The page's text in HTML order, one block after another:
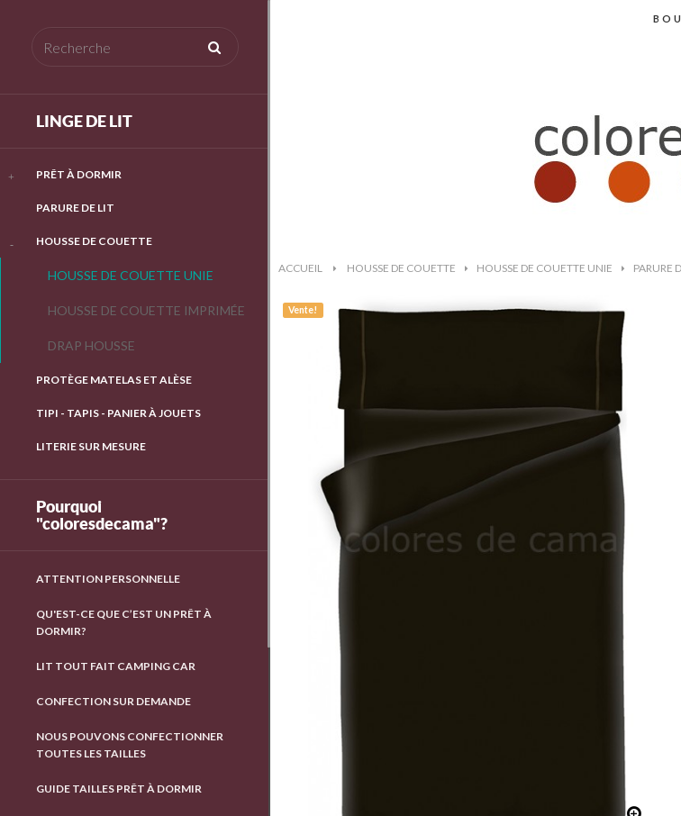
LINGE DE LIT
PRÊT À DORMIR
PARURE DE LIT
HOUSSE DE COUETTE
HOUSSE DE COUETTE UNIE
HOUSSE DE COUETTE IMPRIMÉE
DRAP HOUSSE
PROTÈGE MATELAS ET ALÈSE
TIPI - TAPIS - PANIER À JOUETS
LITERIE SUR MESURE
Pourquoi
"coloresdecama"?
ATTENTION PERSONNELLE
QU'EST-CE QUE C’EST UN PRÊT À
DORMIR?
LIT TOUT FAIT CAMPING CAR
CONFECTION SUR DEMANDE
NOUS POUVONS CONFECTIONNER
TOUTES LES TAILLES
GUIDE TAILLES PRÊT À DORMIR
ACCUEIL > HOUSSE DE COUETTE > HOUSSE DE COUETTE UNIE > PARURE
Vente!